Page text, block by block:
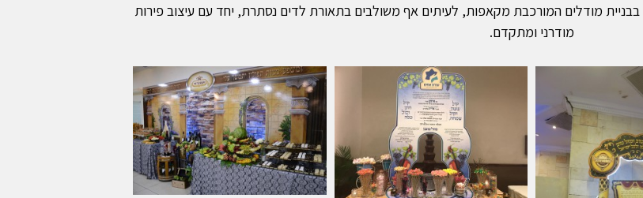
בבניית מודלים המורכבת מקאפות, לעיתים אף משולבים בתאורת לדים נסתרת, יחד עם עיצוב פירות
מודרני ומתקדם.